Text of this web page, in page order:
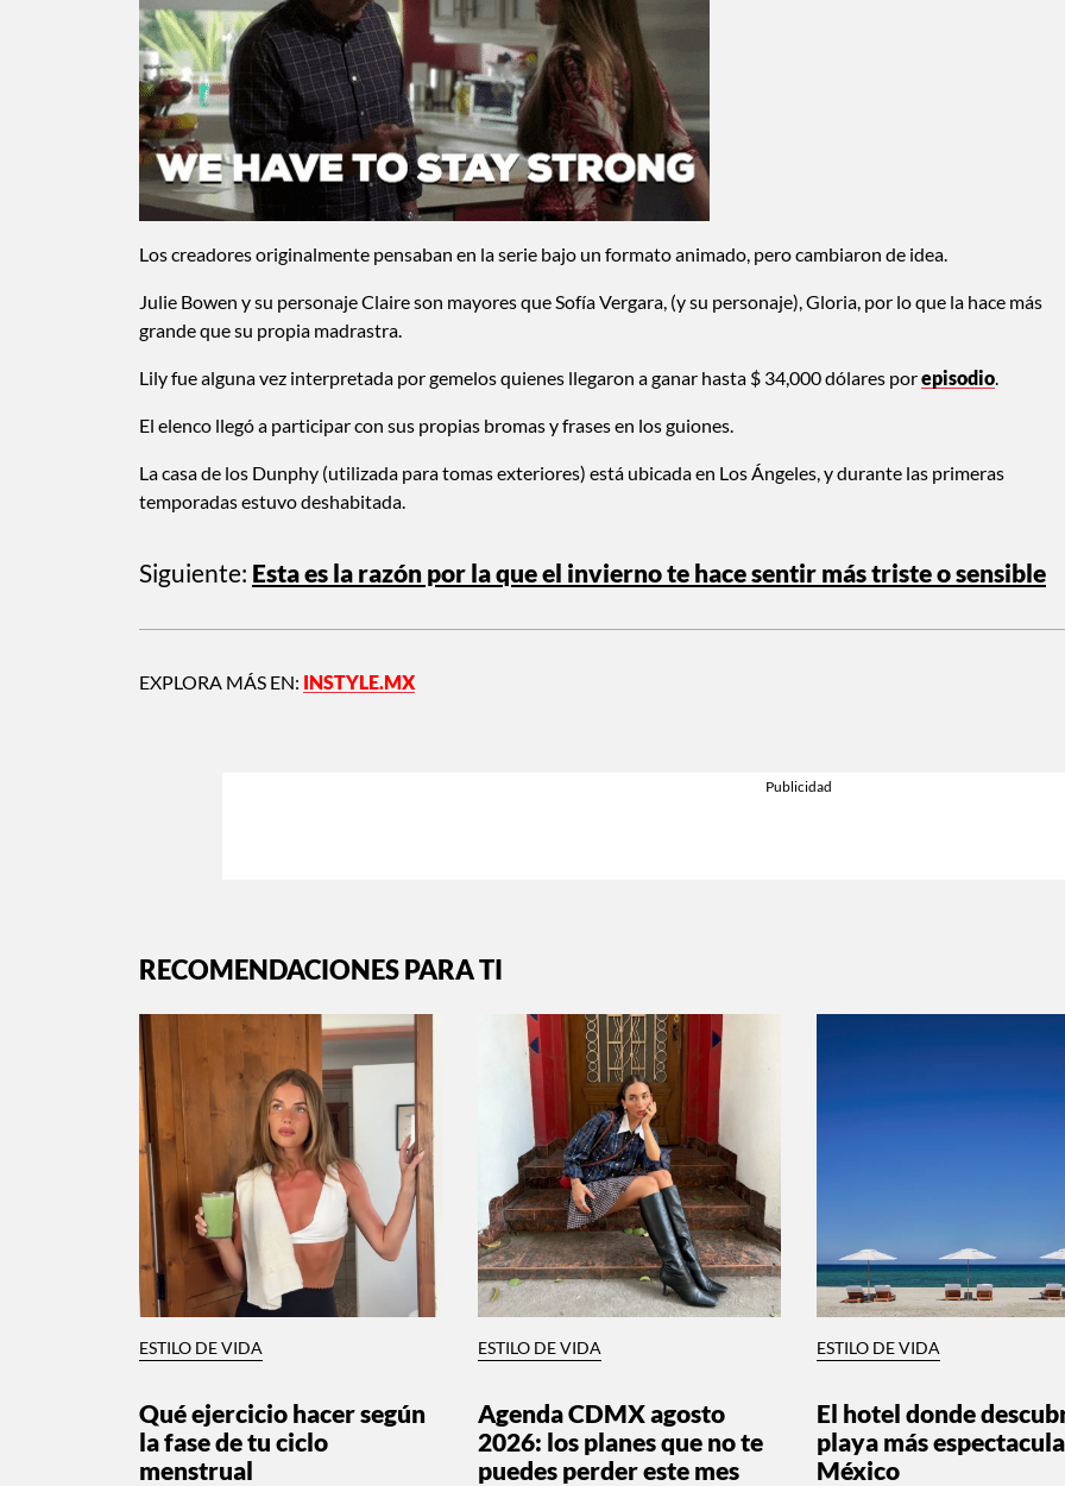
Los creadores originalmente pensaban en la serie bajo un formato animado, pero cambiaron de idea.
Julie Bowen y su personaje Claire son mayores que Sofía Vergara, (y su personaje), Gloria, por lo que la hace más
grande que su propia madrastra.
Lily fue alguna vez interpretada por gemelos quienes llegaron a ganar hasta $ 34,000 dólares porepisodio
El elenco llegó a participar con sus propias bromas y frases en los guiones.
La casa de los Dunphy (utilizada para tomas exteriores) está ubicada en Los Ángeles, y durante las primeras
temporadas estuvo deshabitada.
Siguiente: Esta es la razón por la que el invierno te hace sentir más triste o sensible
EXPLORA MÁS EN: INSTYLE.MX
RECOMENDACIONES PARA TI
ESTILO DE VIDA
Qué ejercicio hacer según
la fase de tu ciclo
menstrual
ESTILO DE VIDA
Agenda CDMX agosto
2026: los planes que no te
puedes perder este mes
ESTILO DE VIDA
El hotel donde
playa más
México